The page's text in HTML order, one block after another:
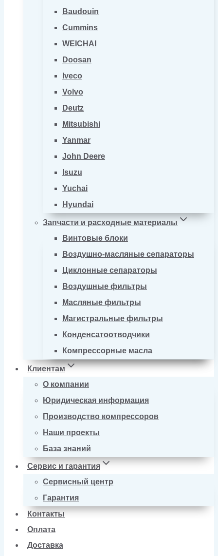
Baudouin
Cummins
WEICHAI
Doosan
Iveco
Volvo
Deutz
Mitsubishi
Yanmar
John Deere
Isuzu
Yuchai
Hyundai
Запчасти и расходные материалы
Винтовые блоки
Воздушно-масляные сепараторы
Циклонные сепараторы
Воздушные фильтры
Масляные фильтры
Магистральные фильтры
Конденсатоотводчики
Компрессорные масла
Клиентам
О компании
Юридическая информация
Производство компрессоров
Наши проекты
База знаний
Сервис и гарантия
Сервисный центр
Гарантия
Контакты
Оплата
Доставка